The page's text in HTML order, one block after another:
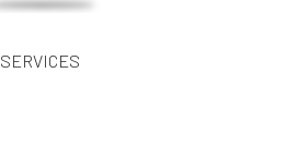
SERVICES